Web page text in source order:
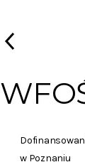
w Poznaniu